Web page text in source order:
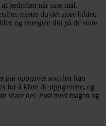
bedriften når sine mål.
mister du det store bildet.
og energien din på de store
par oppgaver som lett kan
for å klare de oppgavene, og
klare det. Pust med magen og